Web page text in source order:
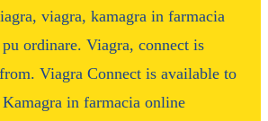
viagra, kamagra in farmacia
ordinare. Viagra, connect is
Viagra Connect is available to
in farmacia online